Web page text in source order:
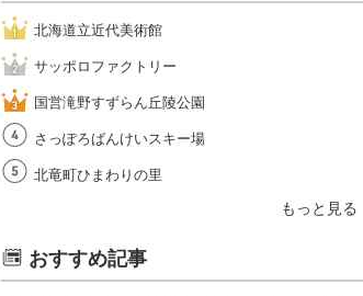
北海道立近代美術館
サッポロファクトリー
国営滝野すずらん丘陵公園
さっぽろばんけいスキー場
北竜町ひまわりの里
もっと見る
おすすめ記事